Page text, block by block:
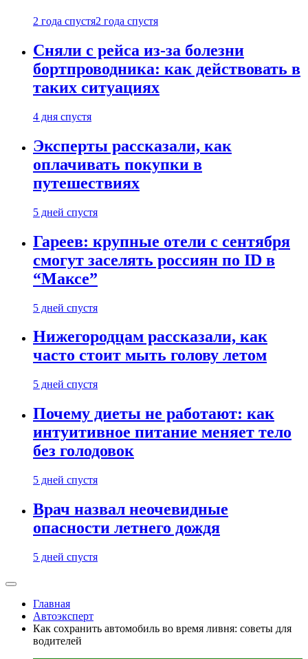
2 года спустя2 года спустя
Сняли с рейса из-за болезни
бортпроводника: как действовать в
таких ситуациях
4 дня спустя
Эксперты рассказали, как
оплачивать покупки в
путешествиях
5 дней спустя
Гареев: крупные отели с сентября
смогут заселять россиян по ID в
“Максе”
5 дней спустя
Нижегородцам рассказали, как
часто стоит мыть голову летом
5 дней спустя
Почему диеты не работают: как
интуитивное питание меняет тело
без голодовок
5 дней спустя
Врач назвал неочевидные
опасности летнего дождя
5 дней спустя
Главная
Автоэксперт
Как сохранить автомобиль во время ливня: советы для
водителей